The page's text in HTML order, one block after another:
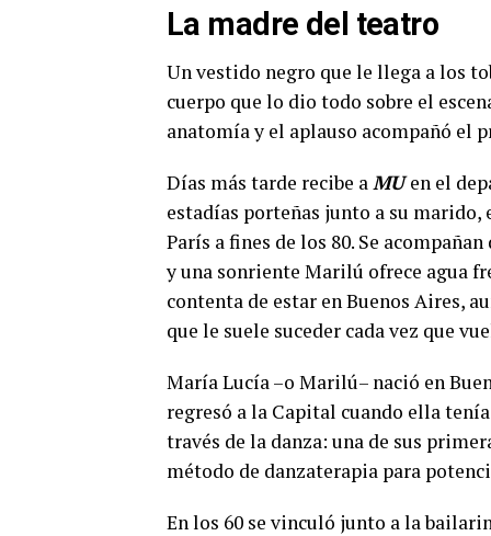
La madre del teatro
Un vestido negro que le llega a los
cuerpo que lo dio todo sobre el
anatomía y el aplauso acompañó el
Días más tarde recibe aMUen el
estadías porteñas junto a su marido,
París a fines de los 80. Se
y una sonriente Marilú ofrece agua
contenta de estar en Buenos Aires,
que le suele suceder cada vez que
María Lucía –o Marilú– nació en
regresó a la Capital cuando ella
través de la danza: una de sus
método de danzaterapia para
En los 60 se vinculó junto a la